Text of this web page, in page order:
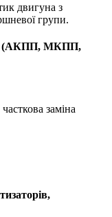
двигуна з
групи.
(АКПП, МКПП,
заміна